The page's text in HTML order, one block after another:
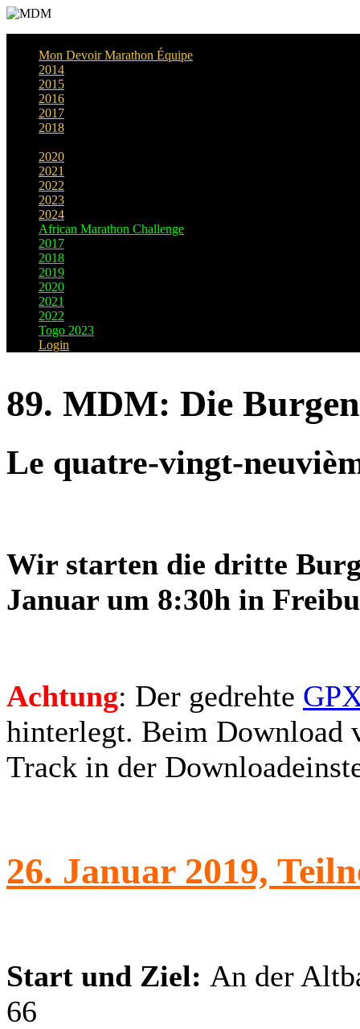
Mon Devoir Marathon Équipe
2014
2015
2016
2017
2018
2020
2021
2022
2023
2024
African Marathon Challenge
2017
2018
2019
2020
2021
2022
Togo 2023
Login
89. MDM: Die
Le quatre-vingt-
Wir starten die dritte
Januar um 8:30h in
Achtung: Der gedrehte
hinterlegt. Beim Download
Track in der
26. Januar 2019,
Start und Ziel: An der
66